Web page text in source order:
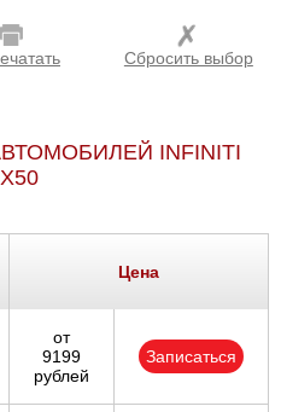
Сбросить выбор
INFINITI
Цена
от
9199
рублей
Записаться